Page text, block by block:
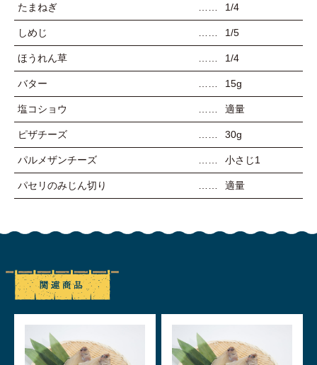
たまねぎ 1/4
しめじ 1/5
ほうれん草 1/4
バター 15g
塩コショウ 適量
ピザチーズ 30g
パルメザンチーズ 小さじ1
パセリのみじん切り 適量